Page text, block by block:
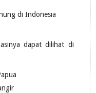
di Indonesia
dapat dilihat di